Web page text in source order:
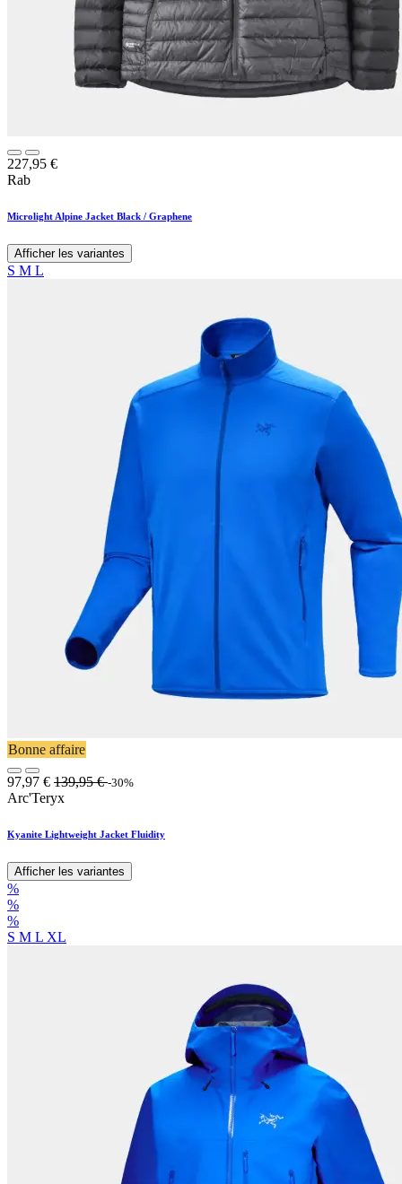
227,95 €
Rab
Microlight Alpine Jacket Black / Graphene
Afficher les variantes
S M L
Bonne affaire
97,97 € 139,95€ -30%
Arc'Teryx
Kyanite Lightweight Jacket Fluidity
Afficher les variantes
%
%
%
S M L XL